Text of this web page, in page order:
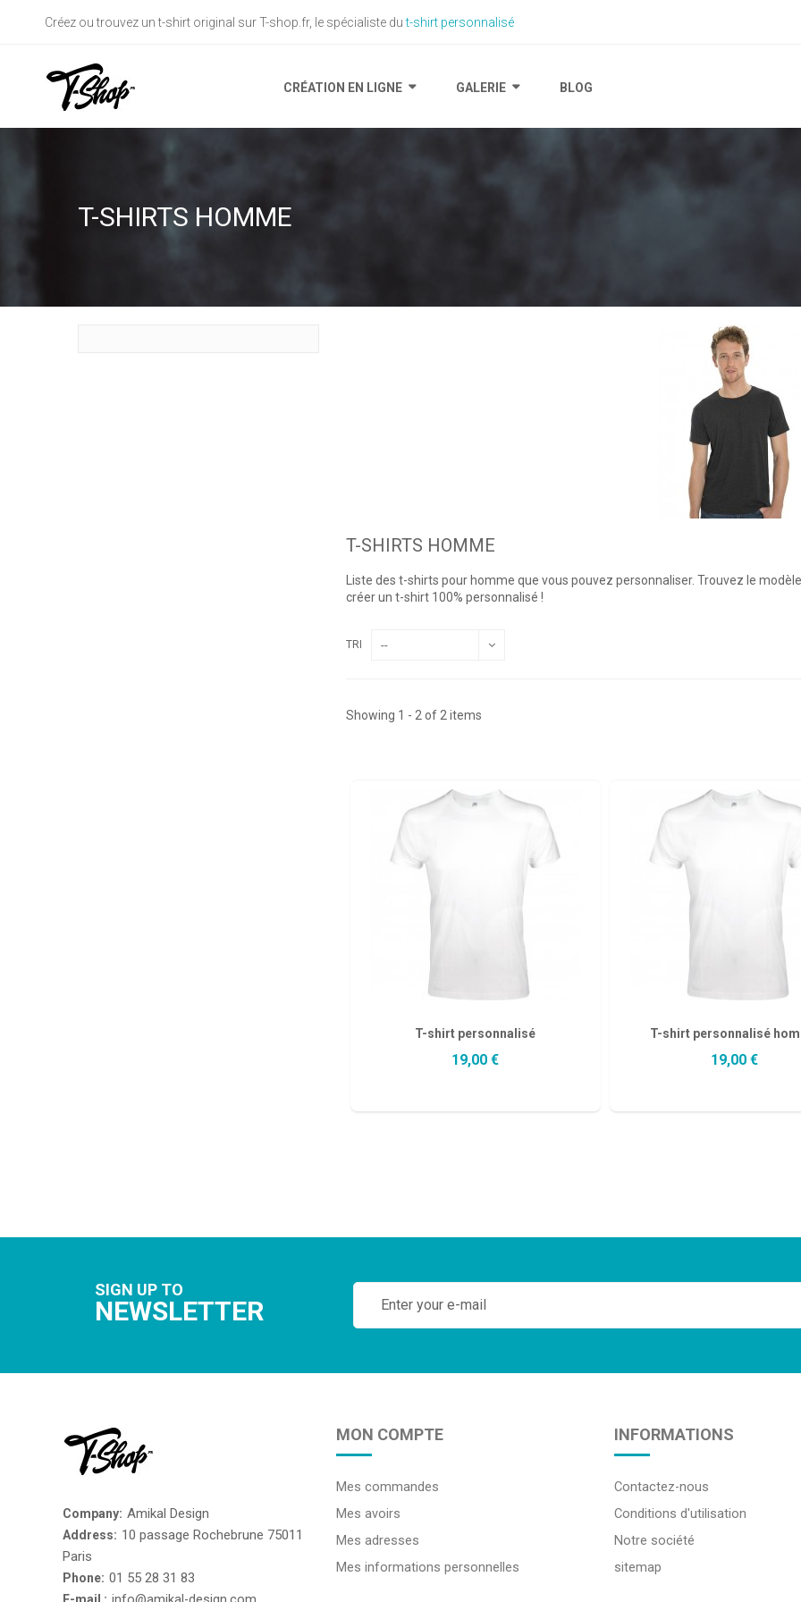
Créez ou trouvez un t-shirt original sur T-shop.fr, le spécialiste dut-shirt personnalisé
CRÉATION EN LIGNE GALERIE BLOG
T-SHIRTS HOMME
T-SHIRTS HOMME
Liste des t-shirts pour homme que vous pouvez personnaliser. Trouvez le
créer un t-shirt 100% personnalisé !
TRI --
Showing 1 - 2 of 2 items
T-shirt personnalisé
19,00 €
T-shirt personnalisé
19,00 €
SIGN UP TO
NEWSLETTER
Company: Amikal Design
Address: 10 passage Rochebrune 75011
Paris
Phone: 01 55 28 31 83
MON COMPTE
Mes commandes
Mes avoirs
Mes adresses
Mes informations personnelles
INFORMATIONS
Contactez-nous
Conditions d'utilisation
Notre société
sitemap